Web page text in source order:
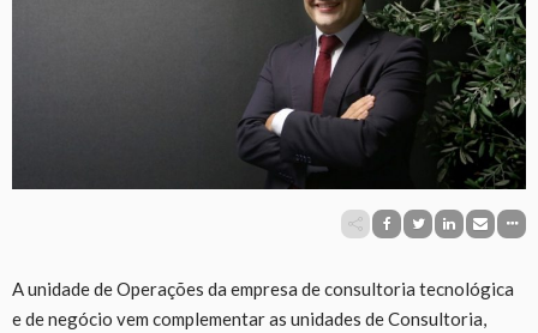
A unidade de Operações da empresa de consultoria tecnológica
e de negócio vem complementar as unidades de Consultoria,